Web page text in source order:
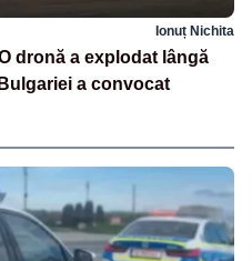
Ionuț Nichita
dronă a explodat lângă
a convocat